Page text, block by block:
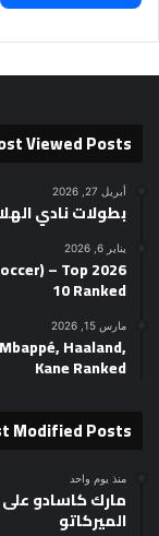
Viewed Posts
أبريل 27, 2026
بطولات نادي
يناير 6, 2026
– Top
10 Ranked
مارس 15, 2026
Haaland,
Kane Ranked
Modified Posts
منذ يوم واحد
مارك كاسادو
الميركاتو